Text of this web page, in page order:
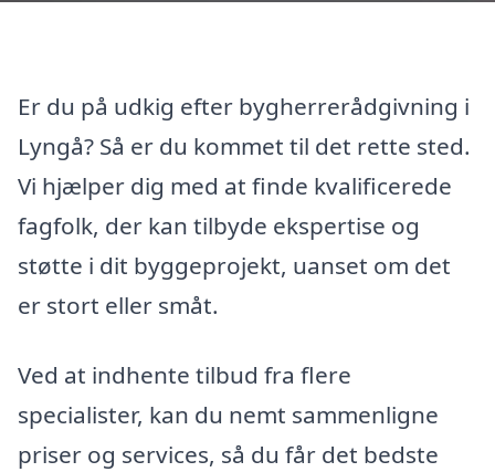
Er du på udkig efter bygherrerådgivning i
Lyngå? Så er du kommet til det rette sted.
Vi hjælper dig med at finde kvalificerede
fagfolk, der kan tilbyde ekspertise og
støtte i dit byggeprojekt, uanset om det
er stort eller småt.
Ved at indhente tilbud fra flere
specialister, kan du nemt sammenligne
priser og services, så du får det bedste